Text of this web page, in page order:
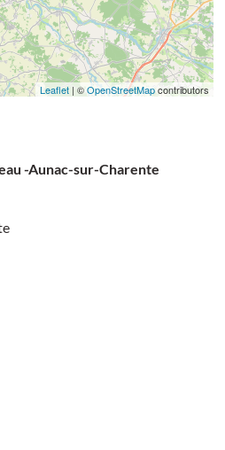
Leaflet| ©OpenStreetMapcontributors
-Aunac-sur-Charente